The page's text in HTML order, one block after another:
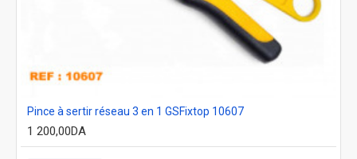
Pince à sertir réseau 3 en 1 GSFixtop 10607
1 200,00DA